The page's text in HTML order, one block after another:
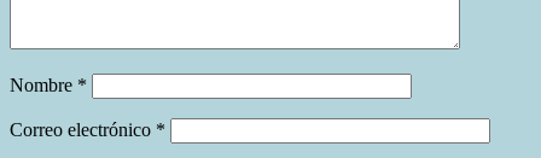
Nombre *
Correo electrónico *